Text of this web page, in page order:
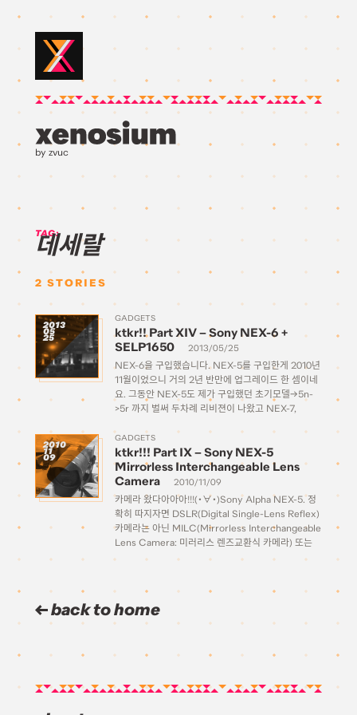
by zvuc
TAG:
데세랄
2 STORIES
2013
05
25
GADGETS
ktkr!! Part XIV – Sony NEX-6 +
SELP1650
2013/05/25
NEX-6을 구입했습니다. NEX-5를 구입한게 2010년
11월이었으니 거의 2년 반만에 업그레이드 한 셈이네
요. 그동안 NEX-5도 제가 구입했던 초기모델->5n-
>5r 까지 벌써 두차례 리비젼이 나왔고 NEX-7,
군도 2년전에 비해서는 정말 다양해졌습니다. 다른 경
쟁사들도 활발하게 미러리스 시장에 뛰어들었고, […]
2010
11
09
GADGETS
ktkr!!! Part IX – Sony NEX-5
Mirrorless Interchangeable Lens
Camera
2010/11/09
카메라 왔다아아아!!!(・∀・)Sony Alpha NEX-5. 정
확히 따지자면 DSLR(Digital Single-Lens Reflex)
카메라는 아닌 MILC(Mirrorless Interchangeable
Lens Camera: 미러리스 렌즈교환식 카메라) 또는
EVIL(Electronic Viewfinder Interchangeable
back to home